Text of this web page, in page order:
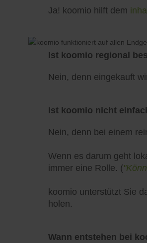
Ja! koomio hilft dem
Ist koomio regional
Nein, denn eingekauft
Ist koomio nicht
Nein, denn bei einem
Wenn es darum geht
immer eine Rolle. (
koomio unterstützt Sie
holen.
Wann entstehen bei